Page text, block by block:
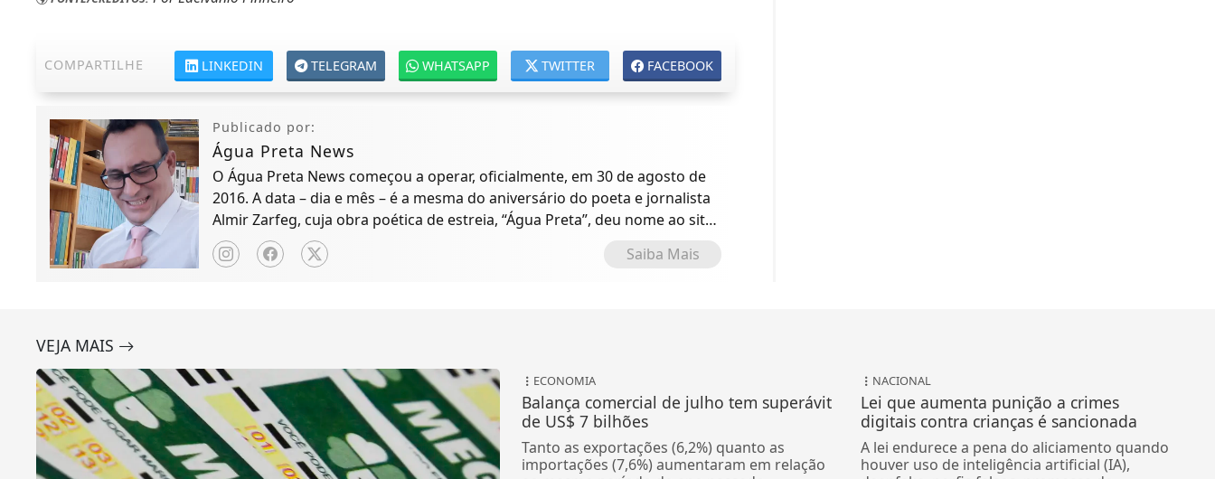
COMPARTILHE FACEBOOK
TWITTER
WHATSAPP
TELEGRAM
LINKEDIN
Publicado por:
Água Preta News
O Água Preta News começou a operar, oficialmente, em 30 de agosto de
2016. A data – dia e mês – é a mesma do aniversário do poeta e jornalista
Almir Zarfeg, cuja obra poética de estreia, “Água Preta”, deu nome ao site
de notícias e entretenimento.
Saiba Mais
VEJA MAIS
ECONOMIA
Balança comercial de julho tem superávit
de US$ 7 bilhões
Tanto as exportações (6,2%) quanto as
importações (7,6%) aumentaram em relação
NACIONAL
Lei que aumenta punição a crimes
digitais contra crianças é sancionada
A lei endurece a pena do aliciamento quando
houver uso de inteligência artificial (IA),